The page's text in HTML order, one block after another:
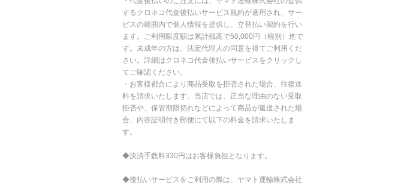
するクロネコ代金後払いサービス規約が適用され、サー
ビスの範囲内で個人情報を提供し、立替払い契約を行い
ます。ご利用限度額は累計残高で50,000円（税別）迄で
す。未成年の方は、法定代理人の同意を得てご利用くだ
さい。詳細はクロネコ代金後払いサービスをクリックし
てご確認ください。
・お客様都合により商品受取を拒否された場合、往復送
料を請求いたします。当店では、正当な理由のない受取
拒否や、保管期限切れなどによって商品が返送された場
合、内容証明付き郵便にて以下の料金を請求いたしま
す。
◆決済手数料330円はお客様負担となります。
◆後払いサービスをご利用の際は、ヤマト運輸株式会社